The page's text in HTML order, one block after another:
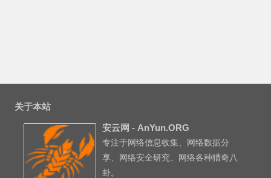
关于本站
安云网 - AnYun.ORG
专注于网络信息收集、网络数据分
享、网络安全研究、网络各种猎奇八
卦。